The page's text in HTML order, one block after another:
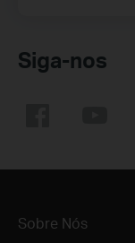
Siga-nos
Sobre Nós